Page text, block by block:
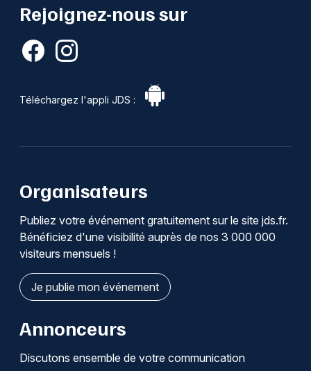
Rejoignez-nous sur
Téléchargez l'appli JDS :
Organisateurs
Publiez votre événement gratuitement sur le site jds.fr.
Bénéficiez d'une visibilité auprès de nos 3 000 000
visiteurs mensuels !
Je publie mon événement
Annonceurs
Discutons ensemble de votre communication